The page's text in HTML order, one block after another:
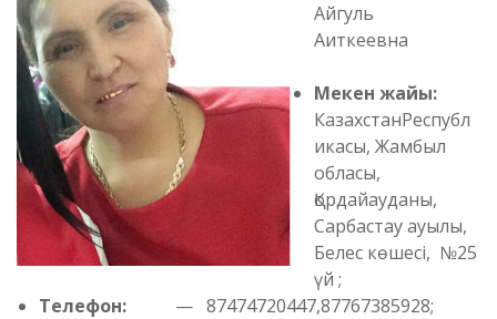
Айгуль
Аиткеевна
Мекен жайы:
КазахстанРеспубл
икасы, Жамбыл
обласы,
Қордайауданы,
Сарбастау ауылы,
Белес көшесі, №25
үй ;
Телефон: — 87474720447,87767385928;